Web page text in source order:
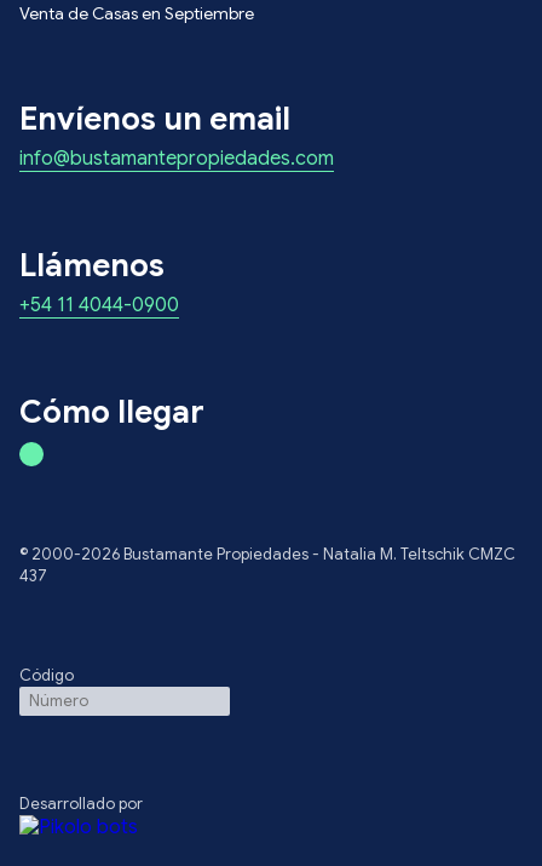
Venta de Casas en Septiembre
Envíenos un email
info@bustamantepropiedades.com
Llámenos
+54 11 4044-0900
Cómo llegar
© 2000-2026 Bustamante Propiedades - Natalia M. Teltschik CMZC
437
Código
Desarrollado por